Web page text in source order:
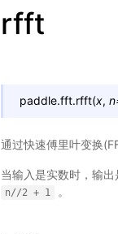
rfft
paddle.fft.rfft(x, n
通过快速傅里叶变换
当输入是实数时，输
n//2 + 1 。